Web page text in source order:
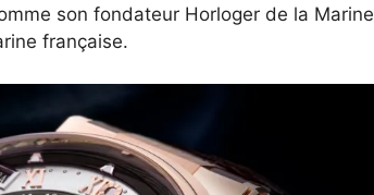
son fondateur Horloger de la Marine
française.